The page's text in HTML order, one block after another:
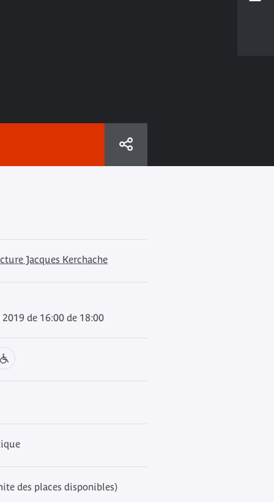
Jacques Kerchache
de 16:00 de 18:00
des places disponibles)